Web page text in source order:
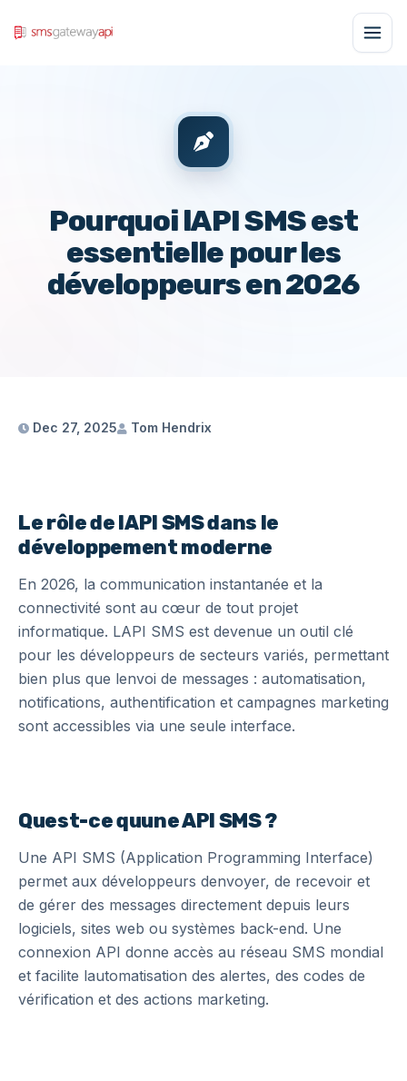
Pourquoi lAPI SMS est
essentielle pour les
développeurs en 2026
Dec 27, 2025 Tom Hendrix
Le rôle de lAPI SMS dans le
développement moderne
En 2026, la communication instantanée et la
connectivité sont au cœur de tout projet
informatique. LAPI SMS est devenue un outil clé
pour les développeurs de secteurs variés, permettant
bien plus que lenvoi de messages : automatisation,
notifications, authentification et campagnes marketing
sont accessibles via une seule interface.
Quest-ce quune API SMS ?
Une API SMS (Application Programming Interface)
permet aux développeurs denvoyer, de recevoir et
de gérer des messages directement depuis leurs
logiciels, sites web ou systèmes back-end. Une
connexion API donne accès au réseau SMS mondial
et facilite lautomatisation des alertes, des codes de
vérification et des actions marketing.